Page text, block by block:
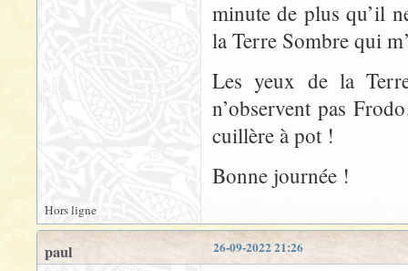
minute de plus qu’il
la Terre Sombre qui
Les yeux de la
n’observent pas
cuillère à pot !
Bonne journée !
Hors ligne
26-09-2022 21:26
paul